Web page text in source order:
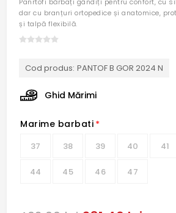
dar cu branțuri ortopedice și anatomice,
și talpă flexibilă.
Cod produs: PANTOF B GOR 2024 N
Ghid Mărimi
Marime barbati *
37 38 39 40 41
44 45 46 47